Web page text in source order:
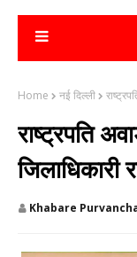
Home नई दिल्ली
राष्ट्रपति
जिलाधिकारी
Khabare